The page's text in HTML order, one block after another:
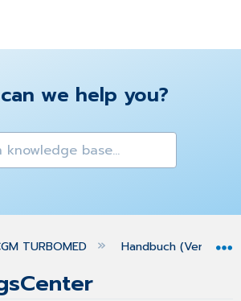
we help you?
global hierarchy
TURBOMED Handbuch (Version